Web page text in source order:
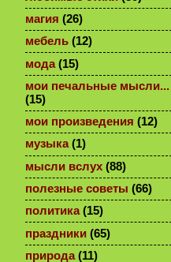
магия (26)
мебель (12)
мода (15)
мои печальные мысли...
(15)
мои произведения (12)
музыка (1)
мысли вслух (88)
полезные советы (66)
политика (15)
праздники (65)
природа (11)